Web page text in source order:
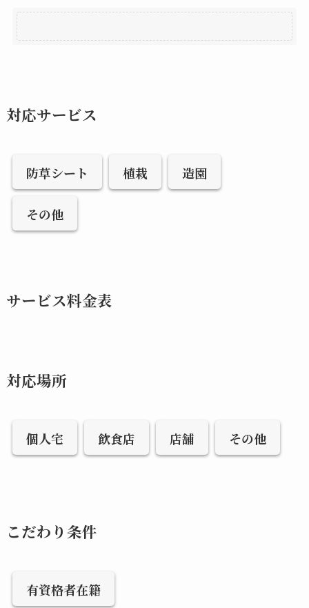
対応サービス
防草シート 植栽 造園
その他
サービス料金表
対応場所
個人宅 飲食店 店舗 その他
こだわり条件
有資格者在籍